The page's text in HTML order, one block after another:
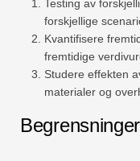
Testing av
forskjellige
Kvantifisere
fremtidige
Studere effekten
materialer og
Begrensninger